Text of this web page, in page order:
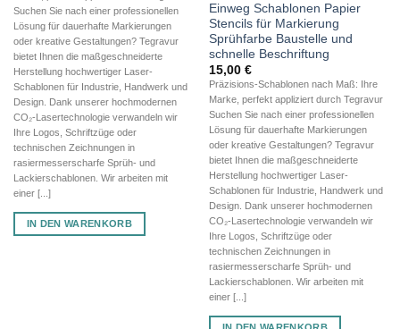
Suchen Sie nach einer professionellen
Lösung für dauerhafte Markierungen
oder kreative Gestaltungen? Tegravur
bietet Ihnen die maßgeschneiderte
Herstellung hochwertiger Laser-
Schablonen für Industrie, Handwerk und
Design. Dank unserer hochmodernen
CO₂-Lasertechnologie verwandeln wir
Ihre Logos, Schriftzüge oder
technischen Zeichnungen in
rasiermesserscharfe Sprüh- und
Lackierschablonen. Wir arbeiten mit
einer [...]
IN DEN WARENKORB
Einweg Schablonen Papier
Stencils für Markierung
Sprühfarbe Baustelle und
schnelle Beschriftung
15,00 €
Präzisions-Schablonen nach Maß: Ihre
Marke, perfekt appliziert durch Tegravur
Suchen Sie nach einer professionellen
Lösung für dauerhafte Markierungen
oder kreative Gestaltungen? Tegravur
bietet Ihnen die maßgeschneiderte
Herstellung hochwertiger Laser-
Schablonen für Industrie, Handwerk und
Design. Dank unserer hochmodernen
CO₂-Lasertechnologie verwandeln wir
Ihre Logos, Schriftzüge oder
technischen Zeichnungen in
rasiermesserscharfe Sprüh- und
Lackierschablonen. Wir arbeiten mit
einer [...]